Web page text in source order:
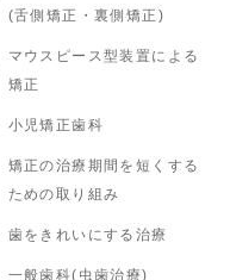
(舌側矯正・裏側矯正)
マウスピース型装置による
矯正
小児矯正歯科
矯正の治療期間を短くする
ための取り組み
歯をきれいにする治療
一般歯科(虫歯治療)